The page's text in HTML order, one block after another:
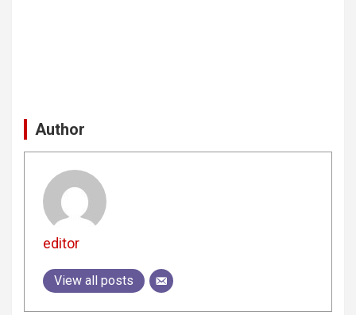
Author
editor
View all posts